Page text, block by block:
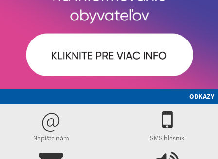
ODKAZY
@
Napíšte nám SMS hlásnik